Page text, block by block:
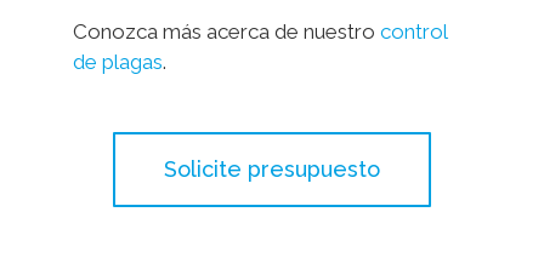
Conozca más acerca de nuestro control
de plagas.
Solicite presupuesto